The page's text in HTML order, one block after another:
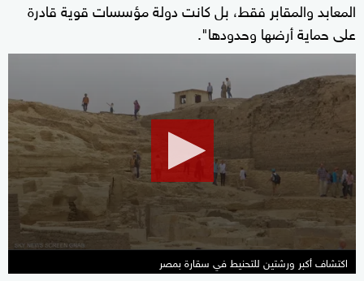
المعابد والمقابر فقط، بل كانت دولة مؤسسات قوية قادرة
على حماية أرضها وحدودها".
of
2
minutes,
seconds
اكتشاف أكبر ورشتين للتحنيط في سقارة بمصر